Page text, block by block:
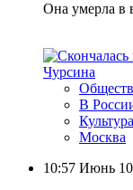
Она умерла в
В
Культура
Москва
10:57 Июнь